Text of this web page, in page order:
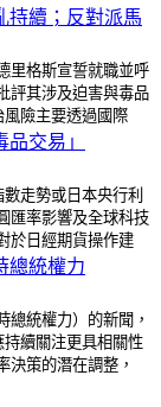
持續；反對派馬
里格斯宣誓就職並呼
評其涉及迫害與毒品
險主要透過國際
交易」
走勢或日本央行利
匯率影響及全球科技
於日經期貨操作建
總統權力
總統權力）的新聞，
續關注更具相關性
決策的潛在調整，